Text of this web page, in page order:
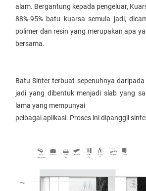
alam. Bergantung kepada pengeluar,
88%-95% batu kuarsa semula jadi,
polimer dan resin yang merupakan apa
bersama.
Batu Sinter terbuat sepenuhnya
jadi yang dibentuk menjadi slab yang
lama yang mempunyai
pelbagai aplikasi. Proses ini dipanggil